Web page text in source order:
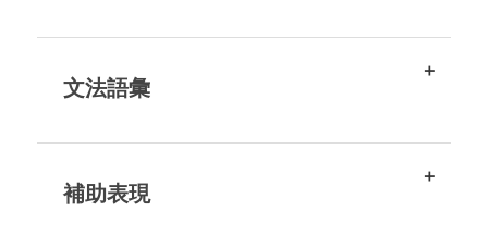
文法語彙
補助表現